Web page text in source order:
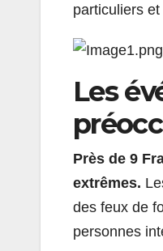
particuliers
Les
Près de 9
extrêmes.
des feux de
personnes